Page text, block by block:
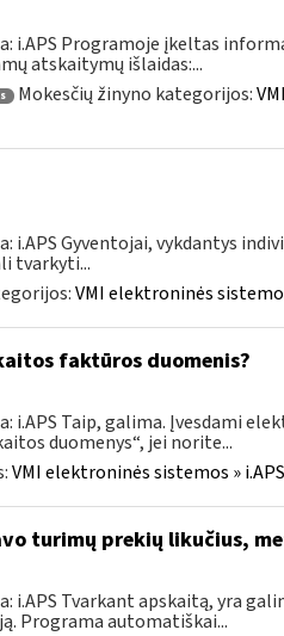
i.APS Programoje įkeltas
atskaitymų išlaidas:...
Mokesčių žinyno kategorijos:
Gyventojai, vykdantys
tvarkyti...
VMI elektroninės
faktūros duomenis?
i.APS Taip, galima. Įvesdami
duomenys“, jei norite...
VMI elektroninės sistemos » i.APS
turimų prekių likučius,
i.APS Tvarkant apskaitą, yra
Programa automatiškai...